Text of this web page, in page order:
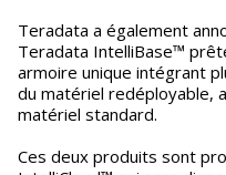
Teradata a également
Teradata IntelliBase™
armoire unique intégrant
du matériel redéployable,
matériel standard.
Ces deux produits sont